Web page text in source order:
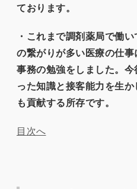
ております。
・これまで調剤薬局で働
の繋がりが多い医療の仕
事務の勉強をしました。
った知識と接客能力を生
も貢献する所存です。
目次へ